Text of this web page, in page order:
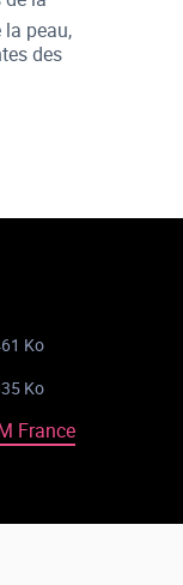
peau,
des
Ko
Ko
France